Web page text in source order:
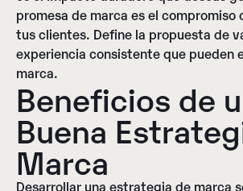
promesa de marca es el compromiso
tus clientes. Define la propuesta de
experiencia consistente que pueden
marca.
Beneficios de
Buena
Marca
Desarrollar una estrategia de marca